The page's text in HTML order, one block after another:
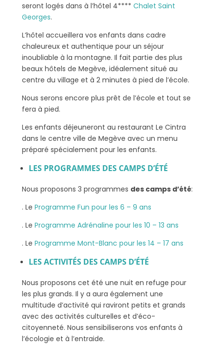
seront logés dans à l’hôtel 4**** Chalet Saint
Georges.
L’hôtel accueillera vos enfants dans cadre
chaleureux et authentique pour un séjour
inoubliable à la montagne. Il fait partie des plus
beaux hôtels de Megève, idéalement situé au
centre du village et à 2 minutes à pied de l’école.
Nous serons encore plus prêt de l’école et tout se
fera à pied.
Les enfants déjeuneront au restaurant Le Cintra
dans le centre ville de Megève avec un menu
préparé spécialement pour les enfants.
LES PROGRAMMES DES CAMPS D’ÉTÉ
Nous proposons 3 programmes des camps d’été:
. Le Programme Fun pour les 6 – 9 ans
. Le Programme Adrénaline pour les 10 – 13 ans
. Le Programme Mont-Blanc pour les 14 – 17 ans
LES ACTIVITÉS DES CAMPS D’ÉTÉ
Nous proposons cet été une nuit en refuge pour
les plus grands. Il y a aura également une
multitude d’activité qui raviront petits et grands
avec des activités culturelles et d’éco-
citoyenneté. Nous sensibiliserons vos enfants à
l’écologie et à l’entraide.